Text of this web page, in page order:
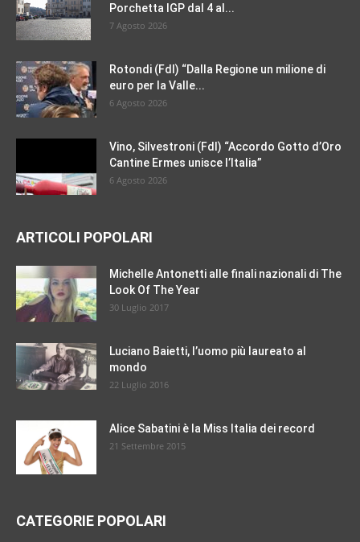
Porchetta IGP dal 4 al...
7 Agosto 2026
Rotondi (FdI) “Dalla Regione un milione di
euro per la Valle...
6 Agosto 2026
Vino, Silvestroni (FdI) “Accordo Gotto d’Oro
Cantine Ermes unisce l’Italia”
6 Agosto 2026
ARTICOLI POPOLARI
Michelle Antonetti alle finali nazionali di The
Look Of The Year
30 Luglio 2017
Luciano Baietti, l’uomo più laureato al
mondo
22 Luglio 2016
Alice Sabatini è la Miss Italia dei record
21 Settembre 2015
CATEGORIE POPOLARI